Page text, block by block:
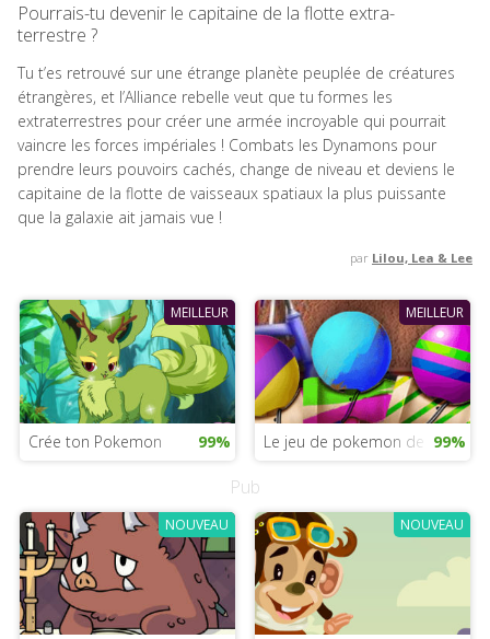
Pourrais-tu devenir le capitaine de la flotte extra-
terrestre ?
Tu t’es retrouvé sur une étrange planète peuplée de créatures
étrangères, et l’Alliance rebelle veut que tu formes les
extraterrestres pour créer une armée incroyable qui pourrait
vaincre les forces impériales ! Combats les Dynamons pour
prendre leurs pouvoirs cachés, change de niveau et deviens le
capitaine de la flotte de vaisseaux spatiaux la plus puissante
que la galaxie ait jamais vue !
par Lilou, Lea & Lee
MEILLEUR
Crée ton Pokemon 99%
MEILLEUR
Le jeu de pokemon de la99%
Pub
NOUVEAU NOUVEAU